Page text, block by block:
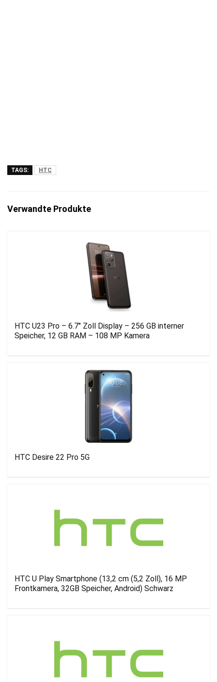
TAGS: HTC
Verwandte Produkte
HTC U23 Pro – 6.7″ Zoll Display – 256 GB interner
Speicher, 12 GB RAM – 108 MP Kamera
HTC Desire 22 Pro 5G
HTC U Play Smartphone (13,2 cm (5,2 Zoll), 16 MP
Frontkamera, 32GB Speicher, Android) Schwarz